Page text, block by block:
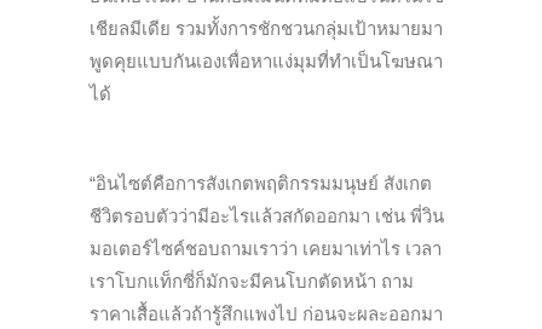
เชียลมีเดีย รวมทั้งการชักชวนกลุ่มเป้าหมายมา
พูดคุยแบบกันเองเพื่อหาแง่มุมที่ทำเป็นโฆษณา
ได้
“อินไซต์คือการสังเกตพฤติกรรมมนุษย์ สังเกต
ชีวิตรอบตัวว่ามีอะไรแล้วสกัดออกมา เช่น พี่วิน
มอเตอร์ไซค์ชอบถามเราว่า เคยมาเท่าไร เวลา
เราโบกแท็กซี่ก็มักจะมีคนโบกตัดหน้า ถาม
ราคาเสื้อแล้วถ้ารู้สึกแพงไป ก่อนจะผละออกมา